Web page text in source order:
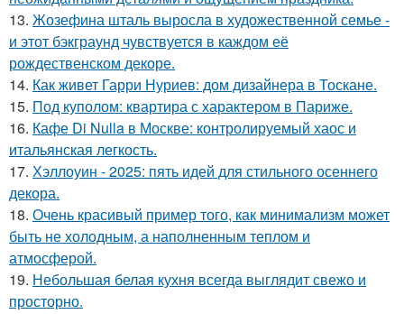
13. Жозефина шталь выросла в художественной семье -
и этот бэкграунд чувствуется в каждом её
рождественском декоре.
14. Как живет Гарри Нуриев: дом дизайнера в Тоскане.
15. Под куполом: квартира с характером в Париже.
16. Кафе Di Nulla в Москве: контролируемый хаос и
итальянская легкость.
17. Хэллоуин - 2025: пять идей для стильного осеннего
декора.
18. Очень красивый пример того, как минимализм может
быть не холодным, а наполненным теплом и
атмосферой.
19. Небольшая белая кухня всегда выглядит свежо и
просторно.